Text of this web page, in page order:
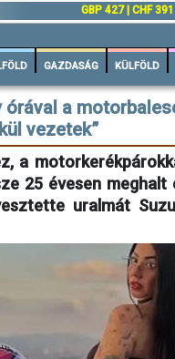
GBP 427 | CHF
GAZDASÁG KÜLFÖLD
órával a
vezetek”
a
25 évesen meghalt
uralmát